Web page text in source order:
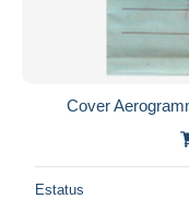
Cover
Estatus